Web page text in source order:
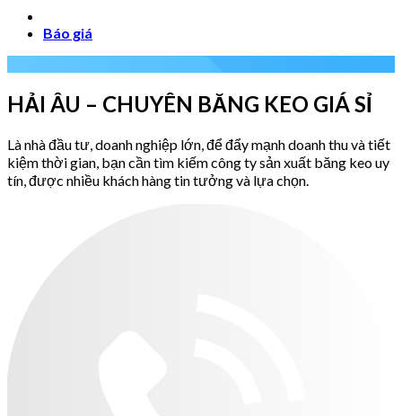
Báo giá
HẢI ÂU – CHUYÊN BĂNG KEO GIÁ SỈ
Là nhà đầu tư, doanh nghiệp lớn, để đẩy mạnh doanh thu và tiết
kiệm thời gian, bạn cần tìm kiếm công ty sản xuất băng keo uy
tín, được nhiều khách hàng tin tưởng và lựa chọn.